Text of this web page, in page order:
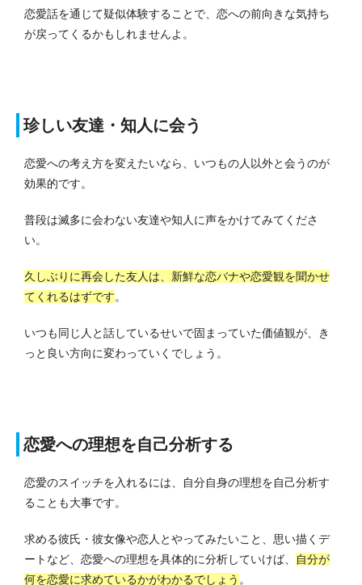
恋愛話を通じて疑似体験することで、恋への前向きな気持ち
が戻ってくるかもしれませんよ。
珍しい友達・知人に会う
恋愛への考え方を変えたいなら、いつもの人以外と会うのが
効果的です。
普段は滅多に会わない友達や知人に声をかけてみてくださ
い。
久しぶりに再会した友人は、新鮮な恋バナや恋愛観を聞かせ
てくれるはずです。
いつも同じ人と話しているせいで固まっていた価値観が、き
っと良い方向に変わっていくでしょう。
恋愛への理想を自己分析する
恋愛のスイッチを入れるには、自分自身の理想を自己分析す
ることも大事です。
求める彼氏・彼女像や恋人とやってみたいこと、思い描くデ
ートなど、恋愛への理想を具体的に分析していけば、
自分が
何を恋愛に求めているかがわかるでしょう 。